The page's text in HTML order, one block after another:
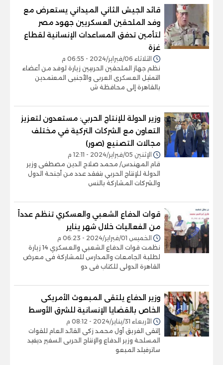
قائد الجيش الثاني الميداني يستعرض مع
وفد الملحقين العسكريين جهود مصر
لتأمين تدفق المساعدات الإنسانية لقطاع
غزة
الثلاثاء 06/فبراير/2024 - 06:55 م
نظم جهاز الملحقين الحربيين زيارة لوفد من أعضاء
التمثيل العسكرى العربى والأجنبى المعتمدين
بالقاهرة إلى محافظة ش
وزير الدولة للإنتاج الحربي: مستعدون لتعزيز
التعاون مع الشركات التركية في مختلف
مجالات التصنيع (صور)
الإثنين 05/فبراير/2024 - 12:11 م
قام المهندس/ محمد صلاح الدين مصطفى وزير
الدولة للإنتاج الحربي بتفقد عدد من أجنحة الدول
والشركات المشاركة بالنس
قوات الدفاع الشعبي والعسكري تنظم عدداً
من الفعاليات خلال شهر يناير
الخميس 01/فبراير/2024 - 06:23 م
نظمت قوات الدفاع الشعبي والعسكري 14 زيارة
لطلبة الجامعات والمدارس للمشاركة فى معرض
القاهرة الدولى للكتاب فى دو
وزير الدفاع يلتقى المبعوث الأمريكى
الخاص بالقضايا الإنسانية للشرق الأوسط
الأربعاء 31/يناير/2024 - 08:12 م
إلتقى الفريق أول محمد زكى القائد العام للقوات
المسلحة وزير الدفاع والإنتاج الحربى السفير ديفيد
ساترفيلد المبعو